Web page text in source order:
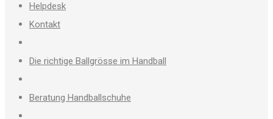
Helpdesk
Kontakt
Die richtige Ballgrösse im Handball
Beratung Handballschuhe